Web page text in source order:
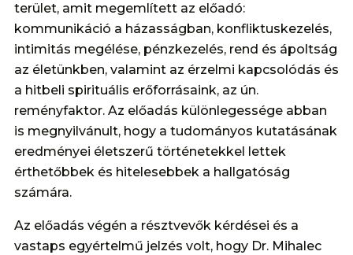
terület, amit megemlített az előadó:
kommunikáció a házasságban, konfliktuskezelés,
intimitás megélése, pénzkezelés, rend és ápoltság
az életünkben, valamint az érzelmi kapcsolódás és
a hitbeli spirituális erőforrásaink, az ún.
reményfaktor. Az előadás különlegessége abban
is megnyilvánult, hogy a tudományos kutatásának
eredményei életszerű történetekkel lettek
érthetőbbek és hitelesebbek a hallgatóság
számára.
Az előadás végén a résztvevők kérdései és a
vastaps egyértelmű jelzés volt, hogy Dr. Mihalec